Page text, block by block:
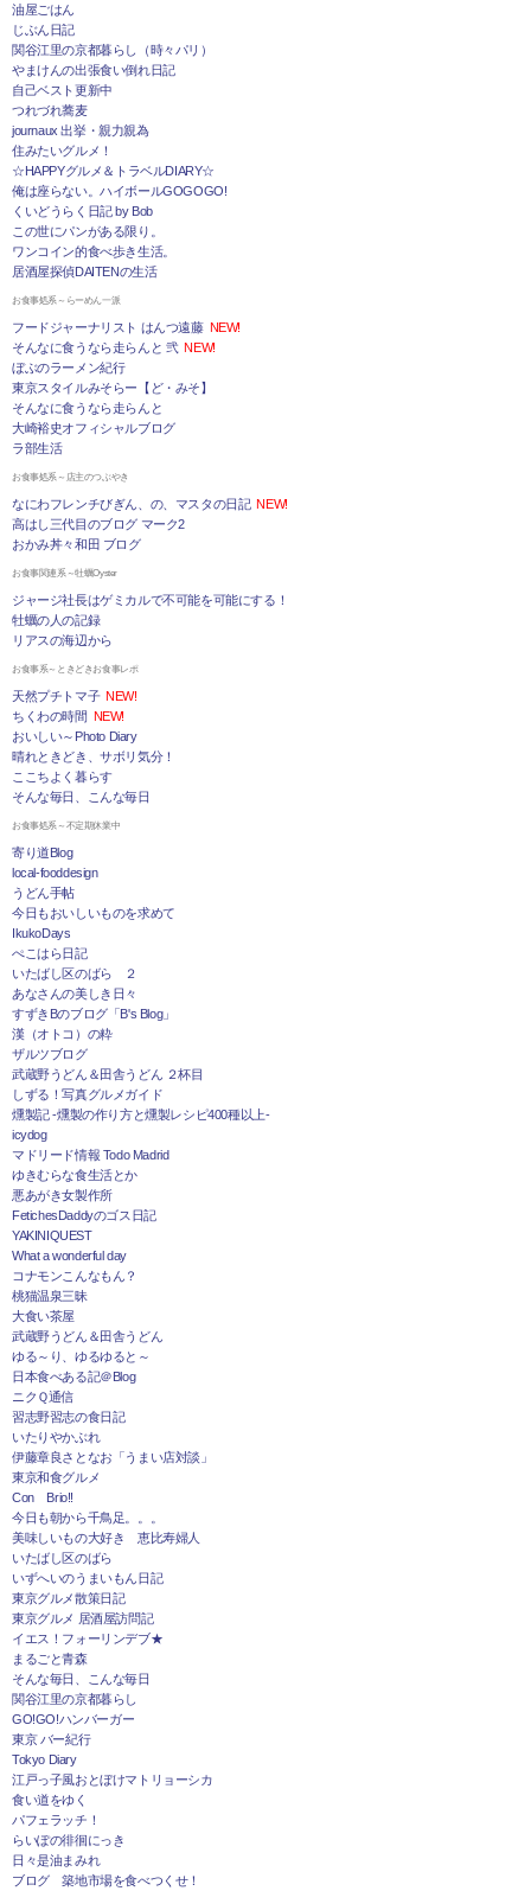
油屋ごはん
じぶん日記
関谷江里の京都暮らし（時々パリ）
やまけんの出張食い倒れ日記
自己ベスト更新中
つれづれ蕎麦
journaux 出挙・親力親為
住みたいグルメ！
☆HAPPYグルメ＆トラベルDIARY☆
俺は座らない。ハイボールGOGOGO!
くいどうらく日記 by Bob
この世にパンがある限り。
ワンコイン的食べ歩き生活。
居酒屋探偵DAITENの生活
お食事処系～らーめん一派
フードジャーナリスト はんつ遠藤 NEW!
そんなに食うなら走らんと 弐 NEW!
ぼぶのラーメン紀行
東京スタイルみそらー【ど・みそ】
そんなに食うなら走らんと
大崎裕史オフィシャルブログ
ラ部生活
お食事処系～店主のつぶやき
なにわフレンチびぎん、の、マスタの日記 NEW!
高はし三代目のブログ マーク2
おかみ丼々和田 ブログ
お食事関連系～牡蠣Oyster
ジャージ社長はゲミカルで不可能を可能にする！
牡蠣の人の記録
リアスの海辺から
お食事系～ときどきお食事レポ
天然プチトマ子 NEW!
ちくわの時間 NEW!
おいしい～Photo Diary
晴れときどき、サボリ気分！
ここちよく暮らす
そんな毎日、こんな毎日
お食事処系～不定期休業中
寄り道Blog
local-fooddesign
うどん手帖
今日もおいしいものを求めて
IkukoDays
ぺこはら日記
いたばし区のばら ２
あなさんの美しき日々
すずきBのブログ「B's Blog」
漢（オトコ）の粋
ザルツブログ
武蔵野うどん＆田舎うどん ２杯目
しずる！写真グルメガイド
燻製記 -燻製の作り方と燻製レシピ400種以上-
icydog
マドリード情報 Todo Madrid
ゆきむらな食生活とか
悪あがき女製作所
FetichesDaddyのゴス日記
YAKINIQUEST
What a wonderful day
コナモンこんなもん？
桃猫温泉三昧
大食い茶屋
武蔵野うどん＆田舎うどん
ゆる～り、ゆるゆると～
日本食べある記＠Blog
ニクＱ通信
習志野習志の食日記
いたりやかぶれ
伊藤章良さとなお「うまい店対談」
東京和食グルメ
Con Brio!!
今日も朝から千鳥足。。。
美味しいもの大好き 恵比寿婦人
いたばし区のばら
いずへいのうまいもん日記
東京グルメ散策日記
東京グルメ 居酒屋訪問記
イエス！フォーリンデブ★
まるごと青森
そんな毎日、こんな毎日
関谷江里の京都暮らし
GO!GO!ハンバーガー
東京 バー紀行
Tokyo Diary
江戸っ子風おとぼけマトリョーシカ
食い道をゆく
パフェラッチ！
らいぽの徘徊にっき
日々是油まみれ
ブログ 築地市場を食べつくせ！